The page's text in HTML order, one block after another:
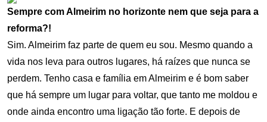
Sempre com Almeirim no horizonte nem que seja para a
reforma?!
Sim. Almeirim faz parte de quem eu sou. Mesmo quando a
vida nos leva para outros lugares, há raízes que nunca se
perdem. Tenho casa e família em Almeirim e é bom saber
que há sempre um lugar para voltar, que tanto me moldou e
onde ainda encontro uma ligação tão forte. E depois de